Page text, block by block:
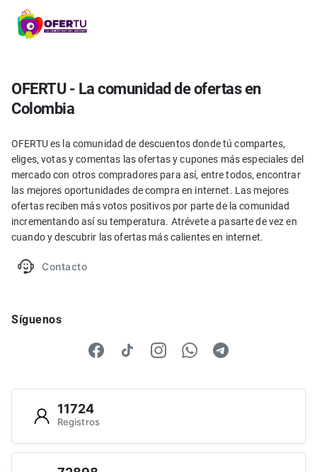
OFERTU - La comunidad de ofertas en
Colombia
OFERTU es la comunidad de descuentos donde tú compartes,
eliges, votas y comentas las ofertas y cupones más especiales del
mercado con otros compradores para así, entre todos, encontrar
las mejores oportunidades de compra en internet. Las mejores
ofertas reciben más votos positivos por parte de la comunidad
incrementando así su temperatura. Atrévete a pasarte de vez en
cuando y descubrir las ofertas más calientes en internet.
Contacto
Síguenos
11724
Registros